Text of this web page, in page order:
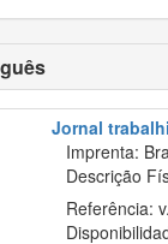
Jornal
Imprenta:
Descrição
Referência: